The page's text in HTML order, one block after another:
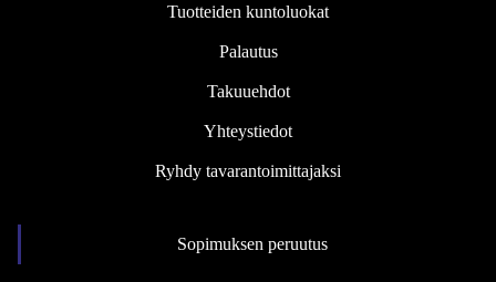
Tuotteiden kuntoluokat
Palautus
Takuuehdot
Yhteystiedot
Ryhdy tavarantoimittajaksi
Sopimuksen peruutus